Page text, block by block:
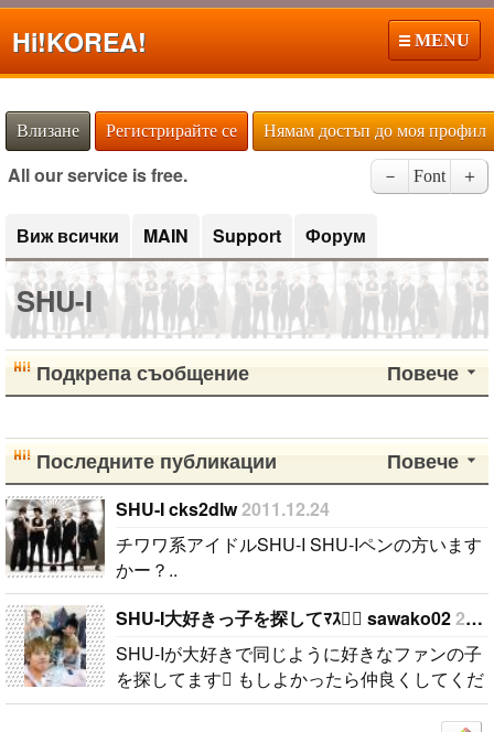
Hi!KOREA! MENU
Влизане Регистрирайте се Нямам достъп до моя профил
All our service is free. － Font ＋
Виж всички MAIN Support Форум
SHU-I
Повече
Подкрепа съобщение
Повече
Последните публикации
SHU-I cks2dlw2011.12.24
チワワ系アイドルSHU-I SHU-Iペンの方います
かー？..
SHU-I大好きっ子を探してﾏｽ sawako022012.06.01
SHU-Iが大好きで同じように好きなファンの子
を探してます もしよかったら仲良くしてくだ
さい..